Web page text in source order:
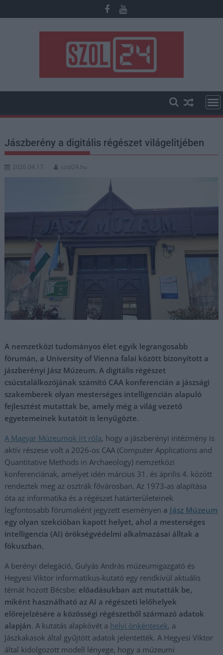
to
Jászberény a digitális régészet világelitjében
2026.04.17. szol24.hu
A nemzetközi tudományos élet egyik legrangosabb
fórumán, a University of Vienna falai között bizonyított a
jászberényi Jász Múzeum. A digitális régészet
csúcstalálkozójának számító CAA konferencián a jászsági
szakemberek olyan mesterséges intelligencián alapuló
fejlesztést mutattak be, amely még a világ vezető
egyetemeinek kutatóit is lenyűgözte.
A Magyar Múzeumok írt róla, hogy a jászberényi intézmény is
aktív részese volt a 2026-os CAA (Computer Applications and
Quantitative Methods in Archaeology) nemzetközi
konferenciának, amelyet idén március 31. és április 4. között
rendeztek meg az osztrák fővárosban. Az 1973-as alapítása
óta az informatika és a régészet határterületeinek
legfontosabb fórumaként jegyzett eseményen a Jász Múzeum
egy olyan szekcióban kapott helyet, ahol a mesterséges
intelligencia (AI) örökségvédelmi alkalmazásai álltak a
fókuszban.
A berényi delegáció, Gulyás András múzeumigazgató és
Hegyesi Viktor informatikus-kutató egy rendkívül aktuális
témát hozott Bécsbe: előadásukban azt mutatták be,
miként használható az AI a régészeti lelőhelyek
előrejelzésére a közösségi régészetből származó adatok
alapján. A kutatás alapkövét a helyi önkéntesek, a
Jászkakasok által gyűjtött adatok jelentették. A Hegyesi Viktor
által kidolgozott modell lényege, hogy a múzeumi